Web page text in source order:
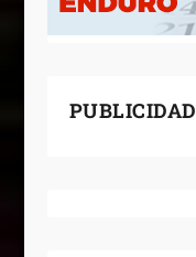
PUBLICIDAD